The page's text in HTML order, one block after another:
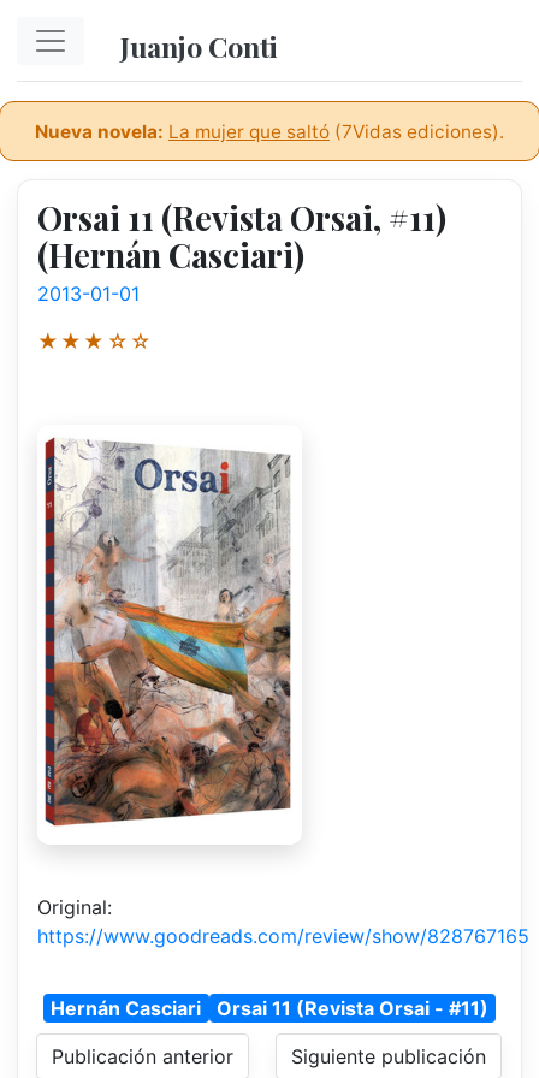
Juanjo Conti
Nueva novela: La mujer que saltó (7Vidas ediciones).
Orsai 11 (Revista Orsai, #11)
(Hernán Casciari)
2013-01-01
★★★☆☆
Original:
https://www.goodreads.com/review/show/828767165
Hernán Casciari
Orsai 11 (Revista Orsai - #11)
Publicación anterior
Siguiente publicación